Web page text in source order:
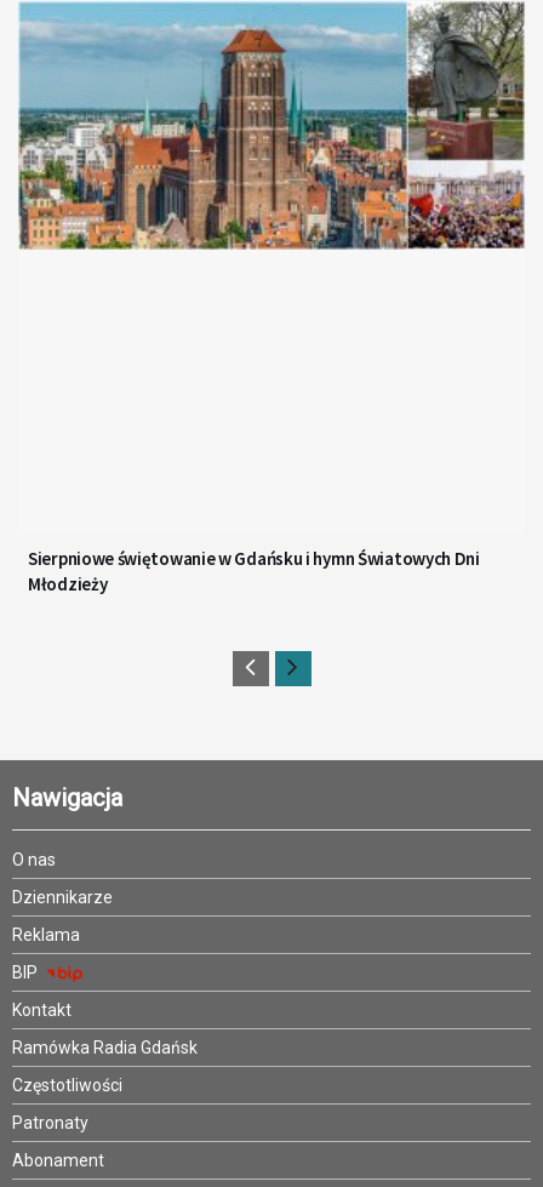
Sierpniowe świętowanie w Gdańsku i hymn Światowych Dni
Młodzieży
Nawigacja
O nas
Dziennikarze
Reklama
BIP
Kontakt
Ramówka Radia Gdańsk
Częstotliwości
Patronaty
Abonament